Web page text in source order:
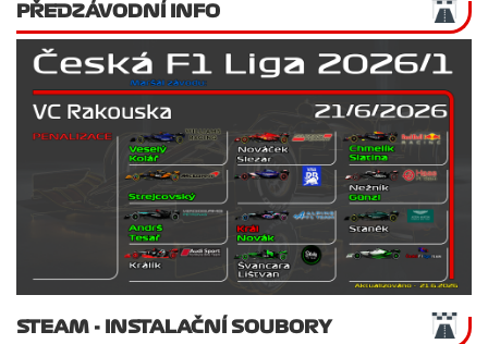
PŘEDZÁVODNÍ INFO
STEAM - INSTALAČNÍ SOUBORY